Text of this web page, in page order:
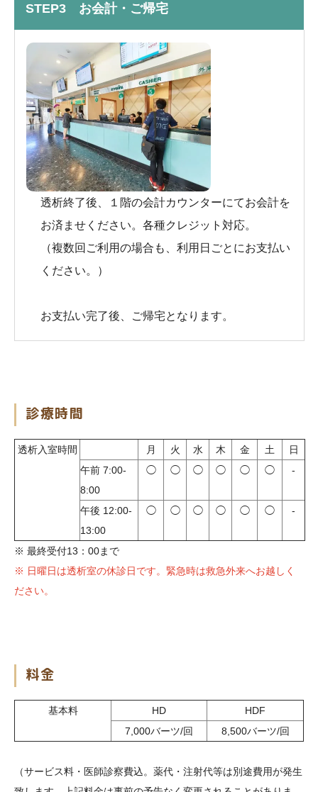
STEP3 お会計・ご帰宅
透析終了後、１階の会計カウンターにてお会計を
お済ませください。 各種クレジット対応。
（複数回ご利用の場合も、利用日ごとにお支払い
ください。）
お支払い完了後、ご帰宅となります。
診療時間
透析入室時間 月 火 水 木 金 土
日
午前 7:00-
8:00
◯ ◯ ◯ ◯ ◯ ◯ -
午後 12:00-
13:00
◯ ◯ ◯ ◯ ◯ ◯ -
※ 最終受付13：00まで
※ 日曜日は透析室の休診日です。緊急時は救急外来へお越しく
ださい。
料金
基本料 HD
HDF
7,000バーツ/回
8,500バーツ/回
（サービス料・医師診察費込。薬代・注射代等は別途費用が発生